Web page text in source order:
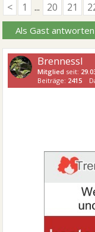
<
1 ... 20 21
Als Gast
Brennessl
Mitglied seit:
Beiträge: 2415